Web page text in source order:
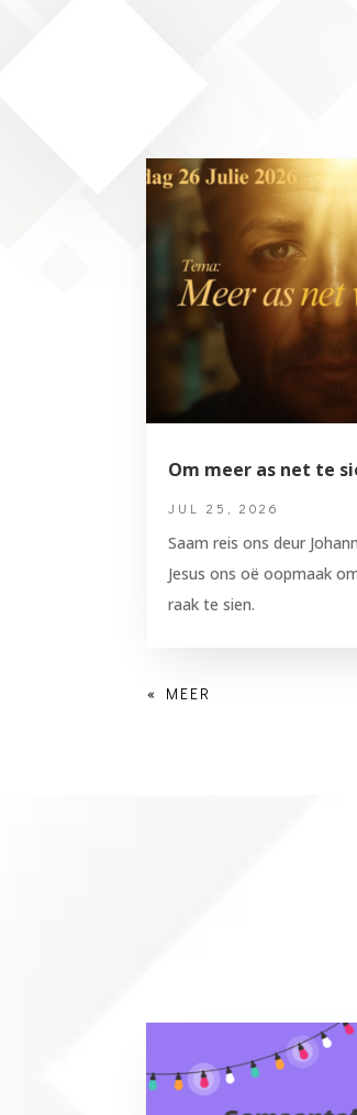
Om meer as net te
JUL 25, 2026
Saam reis ons deur
Jesus ons oë oopmaak
raak te sien.